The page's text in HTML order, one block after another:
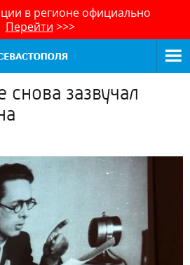
в регионе официально
Перейти >>>
снова зазвучал